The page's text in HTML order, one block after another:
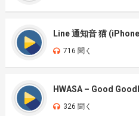
Line 通知音 猫
716 聞く
HWASA – Good
326 聞く